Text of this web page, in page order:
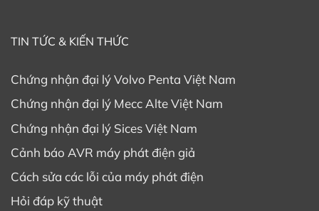
TIN TỨC & KIẾN THỨC
Chứng nhận đại lý Volvo Penta Việt Nam
Chứng nhận đại lý Mecc Alte Việt Nam
Chứng nhận đại lý Sices Việt Nam
Cảnh báo AVR máy phát điện giả
Cách sửa các lỗi của máy phát điện
Hỏi đáp kỹ thuật